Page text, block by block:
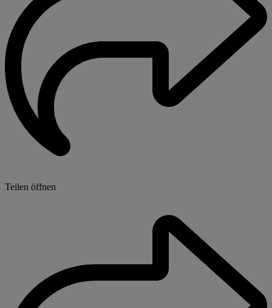
Teilen öffnen